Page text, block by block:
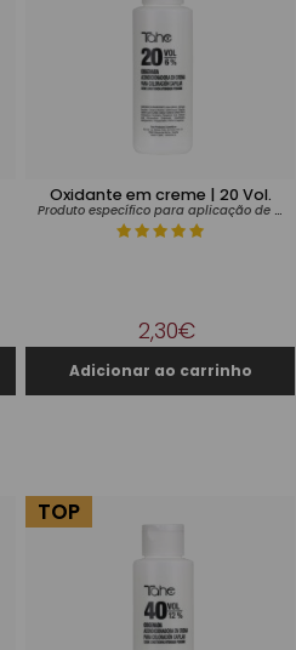
Oxidante em creme | 20 Vol.
Produto específico para aplicação de tintas
2,30€
TOP